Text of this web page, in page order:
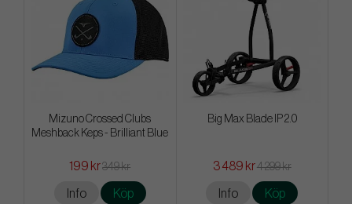
Mizuno Crossed Clubs
Meshback Keps - Brilliant Blue
199 kr349 kr
Info Köp
Big Max Blade IP 2.0
3 489 kr4 299 kr
Info Köp